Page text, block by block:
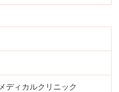
ディカルクリニック